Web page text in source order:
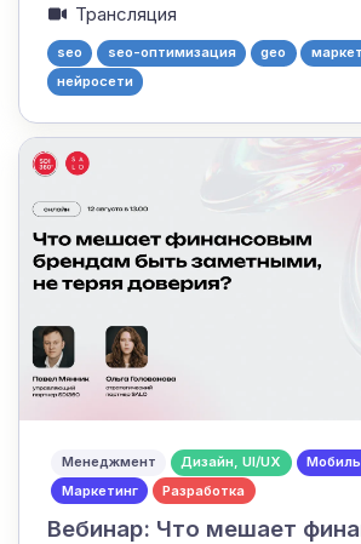
Трансляция
seo seo-оптимизация geo
нейросети
Менеджмент Дизайн, UI/UX
Маркетинг
Разработка
Вебинар: Что мешает